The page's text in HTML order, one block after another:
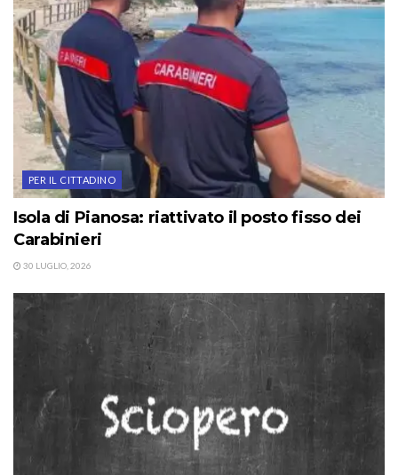
PER IL CITTADINO
Isola di Pianosa: riattivato il posto fisso dei
Carabinieri
30 LUGLIO, 2026